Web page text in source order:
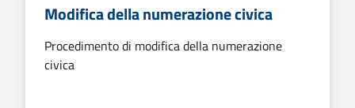
Modifica della numerazione civica
Procedimento di modifica della numerazione
civica